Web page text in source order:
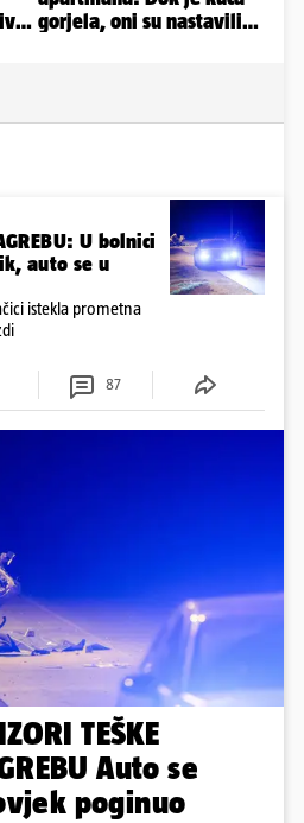
U bolnici
auto se u
istekla prometna
87
TEŠKE
Auto se
poginuo